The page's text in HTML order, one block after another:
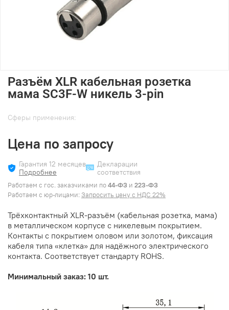
Разъём XLR кабельная розетка
мама SC3F-W никель 3-pin
Cферы применения:
Цена по запросу
Гарантия 12 месяцев
Подробнее
Декларации
соответствия
Работаем с гос. заказчиками по44-ФЗ и 223-ФЗ
Работаем с юр-лицами: Запросить цену с НДС 22%
Трёхконтактный XLR-разъём (кабельная розетка, мама)
в металлическом корпусе с никелевым покрытием.
Контакты с покрытием оловом или золотом, фиксация
кабеля типа «клетка» для надёжного электрического
контакта. Соответствует стандарту ROHS.
Минимальный заказ: 10 шт.